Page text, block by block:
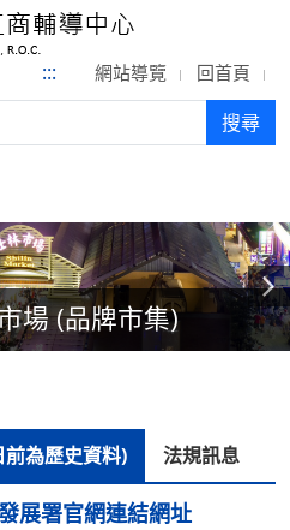
::: 網站導覽 回首頁
搜尋
場 (品牌市集)
上一則
下一則
為歷史資料)
法規訊息
展署官網連結網址